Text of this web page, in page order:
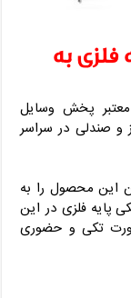
به
معتبر پخش وسایل
و صندلی در سراسر
این محصول را به
پایه فلزی در این
تکی و حضوری